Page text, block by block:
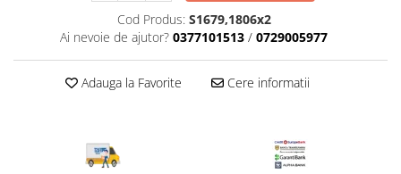
Saltele cu plasa de arcuri
Saltele cu spuma
Seturi mese si scaune bucatarie
Mobilier hol
Suporturi si rafturi pantofi
Seturi mobilier hol
Cod Produs: S1679,1806x2
Ai nevoie de ajutor? 0377101513 / 0729005977
Adauga la Favorite Cere informatii